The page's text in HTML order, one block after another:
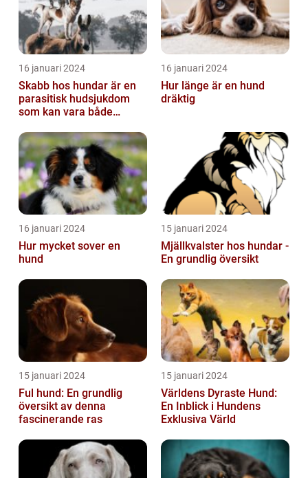
16 januari 2024
Skabb hos hundar är en
parasitisk hudsjukdom
som kan vara både
för våra fy...
16 januari 2024
Hur länge är en hund
dräktig
16 januari 2024
Hur mycket sover en
hund
15 januari 2024
Mjällkvalster hos hundar -
En grundlig översikt
15 januari 2024
Ful hund: En grundlig
översikt av denna
fascinerande ras
15 januari 2024
Världens Dyraste Hund:
En Inblick i Hundens
Exklusiva Värld